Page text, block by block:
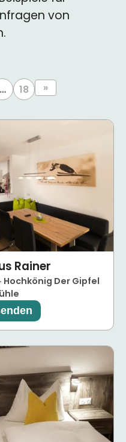
von
… 18 »
Rainer
Hochkönig Der Gipfel